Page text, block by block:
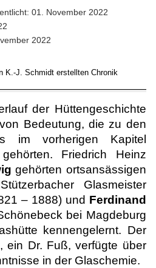
01. November 2022
2022
K.-J. Schmidt erstellten Chronik
der Hüttengeschichte
Bedeutung, die zu den
im vorherigen Kapitel
Friedrich Heinz
gehörten ortsansässigen
Glasmeister
– 1888) und Ferdinand
bei Magdeburg
kennengelernt. Der
ein Dr. Fuß, verfügte über
in der Glaschemie.